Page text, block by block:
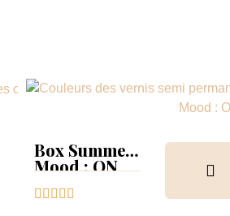
Box Summer
Mood : ON
Collection &
Tips+nuancier
    